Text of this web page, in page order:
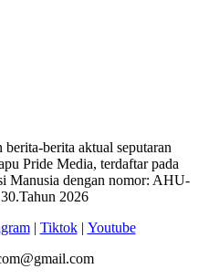
berita aktual seputaran
Pride Media, terdaftar pada
Manusia dengan nomor: AHU-
2026
| Tiktok| Youtube